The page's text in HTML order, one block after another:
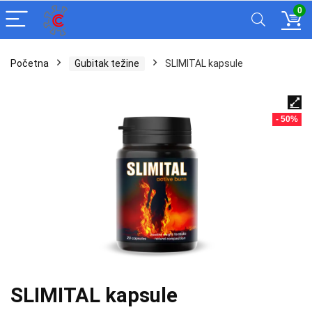
0
Početna Gubitak težine SLIMITAL kapsule
- 50%
SLIMITAL kapsule